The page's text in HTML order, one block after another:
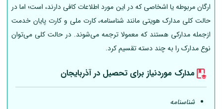
ارگان مربوطه یا اشخاصی که در این مورد اطلاعات کافی دارند، است؛ اما در
حالت کلی مدارک هویتی مانند شناسنامه، کارت ملی و کارت پایان خدمت
ازجمله مدارکی هستند که معمولا ترجمه می‌شوند. در حالت کلی می‌توان
نوع مدارک را به چند دسته تقسیم کرد.
مدارک موردنیاز برای تحصیل در آذربایجان
شناسنامه